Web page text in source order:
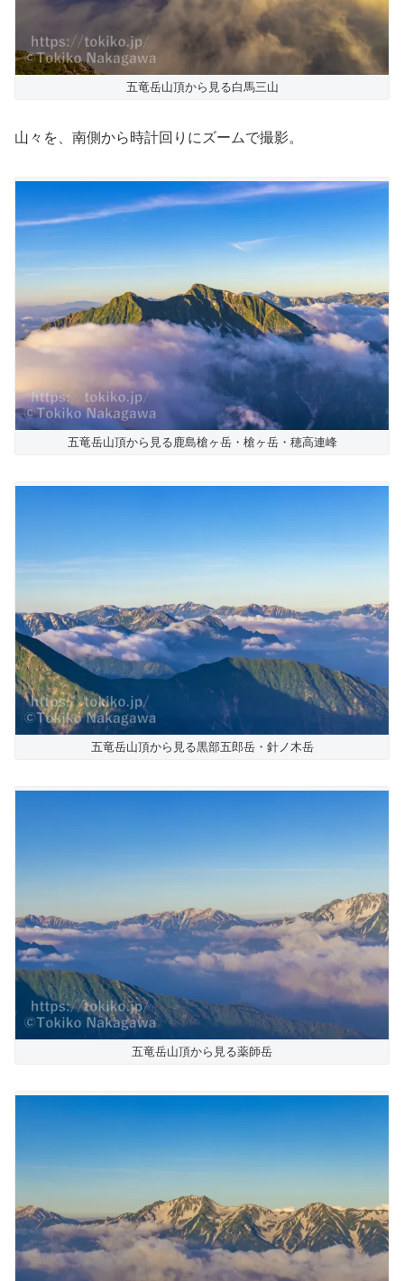
五竜岳山頂から見る白馬三山
山々を、南側から時計回りにズームで撮影。
五竜岳山頂から見る鹿島槍ヶ岳・槍ヶ岳・穂高連峰
五竜岳山頂から見る黒部五郎岳・針ノ木岳
五竜岳山頂から見る薬師岳